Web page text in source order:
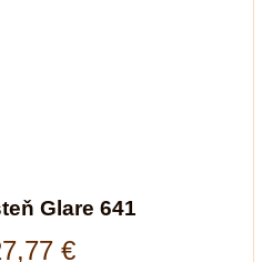
Glare 641
€